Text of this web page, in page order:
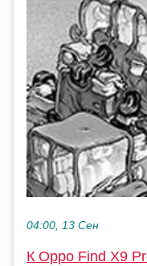
04:00, 13 Сен
К Oppo Find X9